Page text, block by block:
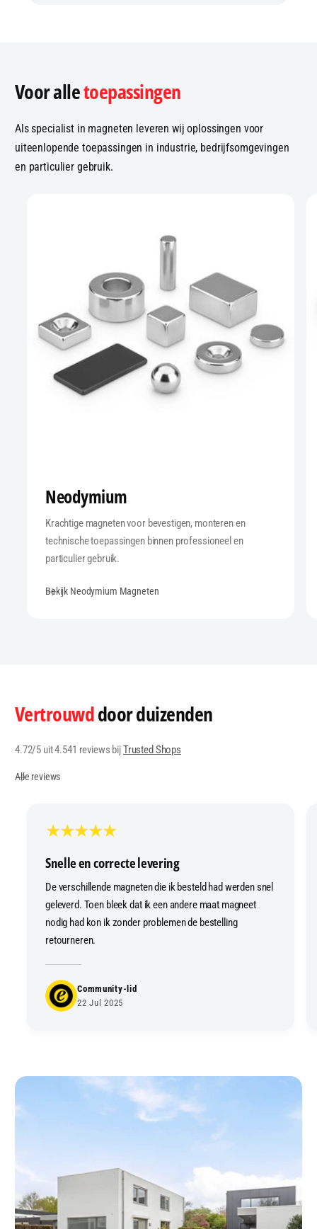
Voor alletoepassingen
Als specialist in magneten leveren wij oplossingen voor
uiteenlopende toepassingen in industrie, bedrijfsomgevingen
en particulier gebruik.
Neodymium
Krachtige magneten voor bevestigen, monteren en
technische toepassingen binnen professioneel en
particulier gebruik.
Bekijk Neodymium Magneten
Vertrouwddoor duizenden
4.72/5 uit 4.541 reviews bijTrusted Shops
Alle reviews
Snelle en correcte levering
De verschillende magneten die ik besteld had werden snel
geleverd. Toen bleek dat ik een andere maat magneet
nodig had kon ik zonder problemen de bestelling
retourneren.
Community-lid
22 Jul 2025